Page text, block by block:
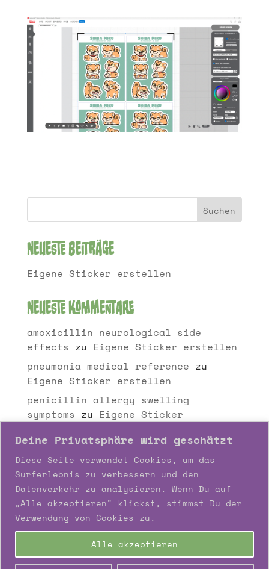
Deine Privatsphäre wird geschätzt
Diese Seite verwendet Cookies, um das
Surferlebnis zu verbessern und den
Datenverkehr zu analysieren. Wenn Du auf
„Alle akzeptieren" klickst, stimmst Du der
Verwendung von Cookies zu.
Alle akzeptieren
Suchen
Neueste Beiträge
Eigene Sticker erstellen
Neueste Kommentare
amoxicillin neurological side
effects zu Eigene Sticker erstellen
pneumonia medical reference zu
Eigene Sticker erstellen
penicillin allergy swelling
symptoms zu Eigene Sticker
otitis media ear painzuEigene
Sticker erstellen
amoxicillin interaction overview
for patients zuEigene Sticker
erstellen